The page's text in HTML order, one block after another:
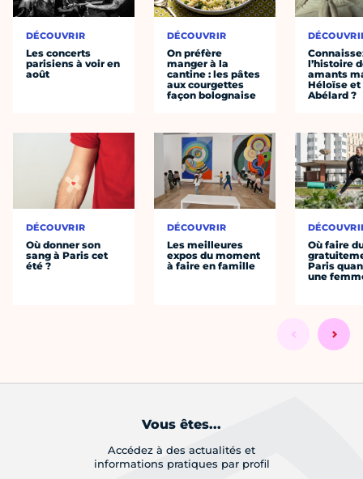
DÉCOUVRIR
Les concerts
parisiens à voir en
août
DÉCOUVRIR
Où donner son
sang à Paris cet
été ?
DÉCOUVRIR
On préfère
manger à la
cantine : les pâtes
aux courgettes
façon bolognaise
DÉCOUVRIR
Les meilleures
expos du moment
à faire en famille
l’histoire
amants
Héloïse et
Abélard ?
Où faire
Paris
une
Vous êtes...
Accédez à des actualités et
informations pratiques par profil